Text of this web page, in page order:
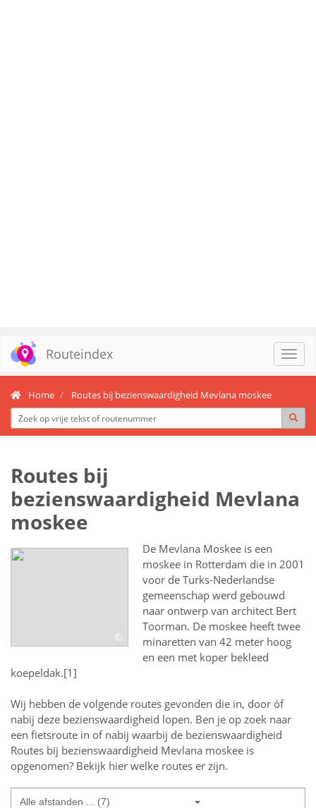
Routeindex
Home Routes bij bezienswaardigheid Mevlana moskee
Routes bij
bezienswaardigheid Mevlana
moskee
©
De Mevlana Moskee is een
moskee in Rotterdam die in 2001
voor de Turks-Nederlandse
gemeenschap werd gebouwd
naar ontwerp van architect Bert
Toorman. De moskee heeft twee
minaretten van 42 meter hoog
en een met koper bekleed
koepeldak.[1]
Wij hebben de volgende routes gevonden die in, door óf
nabij deze bezienswaardigheid lopen. Ben je op zoek naar
een fietsroute in of nabij waarbij de bezienswaardigheid
Routes bij bezienswaardigheid Mevlana moskee is
opgenomen? Bekijk hier welke routes er zijn.
Alle afstanden ... (7)